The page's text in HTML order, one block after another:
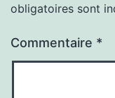
obligatoires sont
Commentaire *